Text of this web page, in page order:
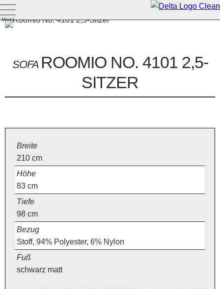
Menü
SOFA ROOMIO NO. 4101 2,5-
SITZER
Breite
210 cm
Höhe
83 cm
Tiefe
98 cm
Bezug
Stoff, 94% Polyester, 6% Nylon
Fuß
schwarz matt